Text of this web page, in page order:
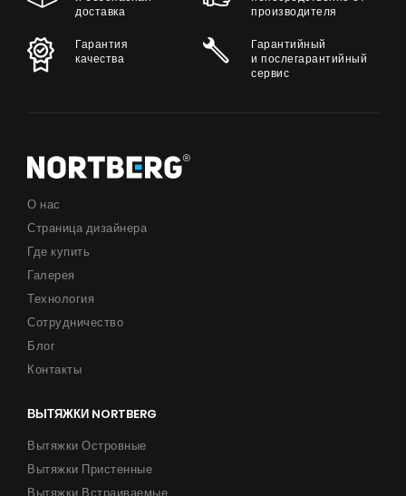
доставка
производителя
Гарантия
качества
Гарантийный
и послегарантийный
сервис
О нас
Страница дизайнера
Где купить
Галерея
Технология
Сотрудничество
Блог
Контакты
ВЫТЯЖКИ NORTBERG
Вытяжки Островные
Вытяжки Пристенные